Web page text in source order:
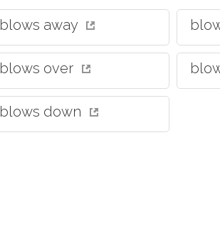
blows away
blows over
blows down